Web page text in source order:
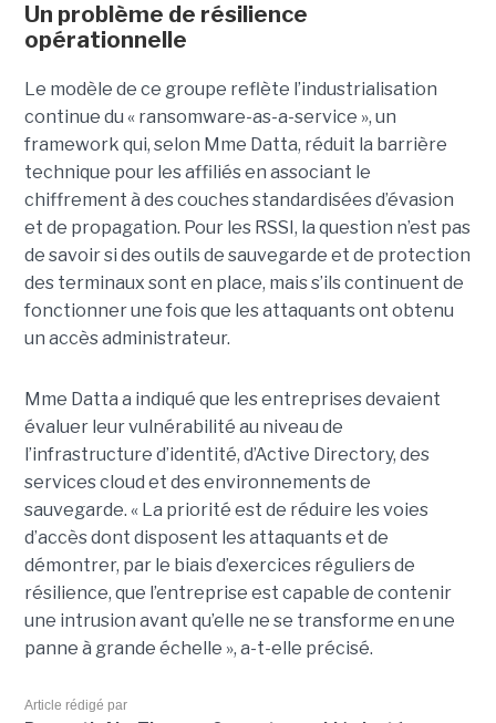
Un problème de résilience
opérationnelle
Le modèle de ce groupe reflète l’industrialisation
continue du « ransomware-as-a-service », un
framework qui, selon Mme Datta, réduit la barrière
technique pour les affiliés en associant le
chiffrement à des couches standardisées d’évasion
et de propagation. Pour les RSSI, la question n’est pas
de savoir si des outils de sauvegarde et de protection
des terminaux sont en place, mais s’ils continuent de
fonctionner une fois que les attaquants ont obtenu
un accès administrateur.
Mme Datta a indiqué que les entreprises devaient
évaluer leur vulnérabilité au niveau de
l’infrastructure d’identité, d’Active Directory, des
services cloud et des environnements de
sauvegarde. « La priorité est de réduire les voies
d’accès dont disposent les attaquants et de
démontrer, par le biais d’exercices réguliers de
résilience, que l’entreprise est capable de contenir
une intrusion avant qu’elle ne se transforme en une
panne à grande échelle », a-t-elle précisé.
Article rédigé par